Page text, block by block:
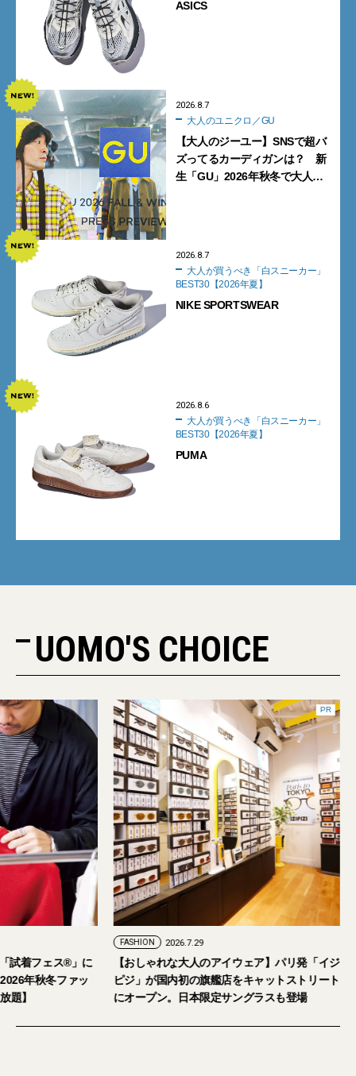
ASICS
2026.8.7
大人のユニクロ／GU
【大人のジーユー】SNSで超バ
ズってるカーディガンは？ 新
生「GU」2026年秋冬で大人メ
2026.8.7
BEST30【2026年夏】
NIKE SPORTSWEAR
2026.8.6
BEST30【2026年夏】
PUMA
UOMO'S CHOICE
2026年9月5日・6日開催。「試着フェス®︎」に
読者の皆さまをご招待。【2026年秋冬ファッ
ション＆美容アイテム試し放題】
【おしゃれな大人
ピジ」が国内初の
にオープン。日本